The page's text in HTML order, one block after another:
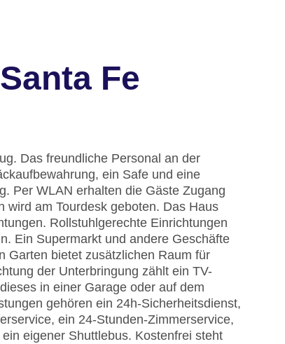
Fe
Das freundliche Personal an der
ein Safe und eine
Per WLAN erhalten die Gäste Zugang
wird am Tourdesk geboten. Das Haus
Rollstuhlgerechte Einrichtungen
Ein Supermarkt und andere Geschäfte
Garten bietet zusätzlichen Raum für
der Unterbringung zählt ein TV-
in einer Garage oder auf dem
gehören ein 24h-Sicherheitsdienst,
ein 24-Stunden-Zimmerservice,
eigener Shuttlebus. Kostenfrei steht